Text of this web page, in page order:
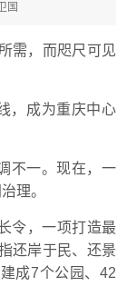
国
需，而咫尺可见
，成为重庆中心
不一。现在，一
理。
令，一项打造最
还岸于民、还景
成7个公园、42